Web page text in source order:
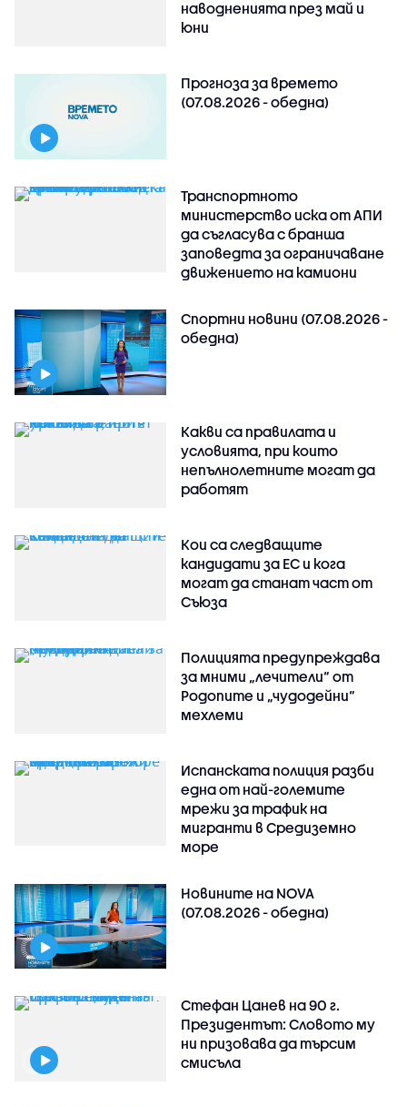
наводненията през май и
юни
Прогноза за времето
(07.08.2026 - обедна)
Транспортното
министерство иска от АПИ
да съгласува с бранша
заповедта за ограничаване
движението на камиони
Спортни новини (07.08.2026 -
обедна)
Какви са правилата и
условията, при които
непълнолетните могат да
работят
Кои са следващите
кандидати за ЕС и кога
могат да станат част от
Съюза
Полицията предупреждава
за мними „лечители“ от
Родопите и „чудодейни“
мехлеми
Испанската полиция разби
една от най-големите
мрежи за трафик на
мигранти в Средиземно
море
Новините на NOVA
(07.08.2026 - обедна)
Стефан Цанев на 90 г.
Президентът: Словото му
ни призовава да търсим
смисъла